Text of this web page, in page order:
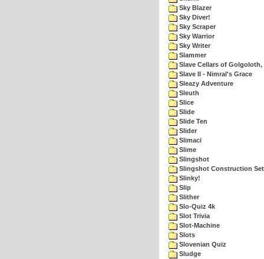
Sky Blazer
Sky Diver!
Sky Scraper
Sky Warrior
Sky Writer
Slammer
Slave Cellars of Golgoloth,
Slave II - Nimral's Grace
Sleazy Adventure
Sleuth
Slice
Slide
Slide Ten
Slider
Slimaci
Slime
Slingshot
Slingshot Construction Set
Slinky!
Slip
Slither
Slo-Quiz 4k
Slot Trivia
Slot-Machine
Slots
Slovenian Quiz
Sludge